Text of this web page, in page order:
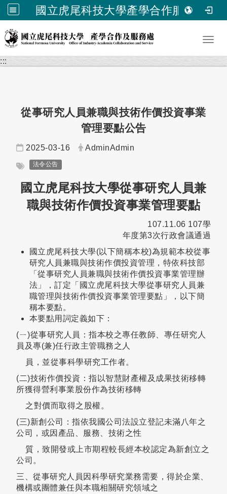
國立虎尾科技大學產學合作服務處
跳到主要內容
:::
從事研究人員兼職與技術作價投資事業
管理要點公告
日期：
2025-03-16 發布者：
AdminAdmin
標籤：
法令公告
國立虎尾科技大學從事研究人員兼
職與技術作價投資事業管理要點
107.11.06 107學
年度第3次行政會議通過
國立虎尾科技大學(以下簡稱本校)為規範本校從事
研究人員兼職與技術作價投資管理，特依科技部
「從事研究人員兼職與技術作價投資事業管理辦
法」，訂定「國立虎尾科技大學從事研究人員兼
職管理與技術作價投資事業管理要點」，以下簡
稱本要點。
本要點用詞定義如下：
(ㄧ)從事研究人員：指本校之專任教師、專任研究人
員及專(兼)任行政主管職務之人
員，並從事科學研究工作者。
(二)技術作價投資：指以智慧財產權及成果技術移轉
所獲得營利事業股份作為技術移轉
之對價而取得之股權。
(三)新創公司：指依我國公司法設立登記未滿八年之
公司，或因產品、服務、技術之性
質，致開發或上市期程較長經本校認定為新創立之
公司。
三、從事研究人員因科學研究業務需要，得於企業、
機構或團體兼任與本職相關研究領域之